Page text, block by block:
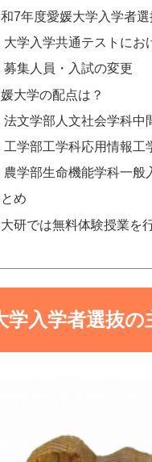
7年度愛媛大学入学者
大学入学共通テストにお
募集人員・入試の変更
大学の配点は？
法文学部人文社会学科中
工学部工学科応用情報工
農学部生命機能学科一般
め
研では無料体験授業を
学入学者選抜の